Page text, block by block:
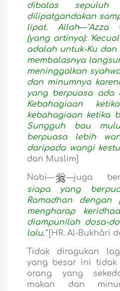
dibalas sepuluh
dilipatgandakan
lipat. Allah—`Azza
(yang artinya):
adalah untuk-Ku
membalasnya
meninggalkan
dan minumnya
yang berpuasa ada
Kebahagiaan
kebahagiaan ketika
Sungguh bau
berpuasa lebih
daripada wangi
dan Muslim]
Nabi— —juga
siapa yang
Ramadhan
mengharap
diampunilah dosa-
lalu."[HR. Al-Bukhâri
Tidak diragukan
yang besar ini tidak
orang yang
makan dan